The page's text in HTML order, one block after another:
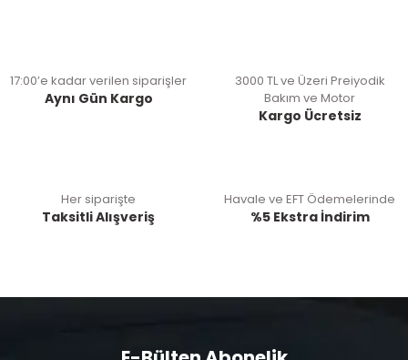
17:00’e kadar verilen siparişler
Aynı Gün Kargo
3000 TL ve Üzeri Preiyodik
Bakım ve Motor
Kargo Ücretsiz
Her siparişte
Taksitli Alışveriş
Havale ve EFT Ödemelerinde
%5 Ekstra İndirim